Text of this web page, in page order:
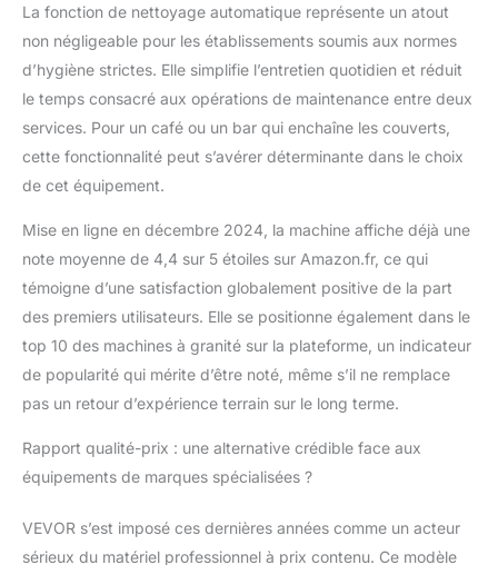
plus liquide que les
valeurs prédéfinies. La
poignée ergonomique
assure un confort
simplifiant le
remplissage et le
: Grâce à son puissant
compresseur, notre
machine à granité
prépare de délicieuses
boissons glacées en
seulement 15 à 60
minutes. Équipée de
pales rotatives à 360°,
uniformément le
une texture
en maintenant une
température et un goût
La fonction de nettoyage automatique représente un atout
non négligeable pour les établissements soumis aux normes
d’hygiène strictes. Elle simplifie l’entretien quotidien et réduit
le temps consacré aux opérations de maintenance entre deux
services. Pour un café ou un bar qui enchaîne les couverts,
cette fonctionnalité peut s’avérer déterminante dans le choix
de cet équipement.
Mise en ligne en décembre 2024, la machine affiche déjà une
note moyenne de 4,4 sur 5 étoiles sur Amazon.fr, ce qui
témoigne d’une satisfaction globalement positive de la part
des premiers utilisateurs. Elle se positionne également dans le
top 10 des machines à granité sur la plateforme, un indicateur
de popularité qui mérite d’être noté, même s’il ne remplace
pas un retour d’expérience terrain sur le long terme.
Rapport qualité-prix : une alternative crédible face aux
équipements de marques spécialisées ?
VEVOR s’est imposé ces dernières années comme un acteur
sérieux du matériel professionnel à prix contenu. Ce modèle